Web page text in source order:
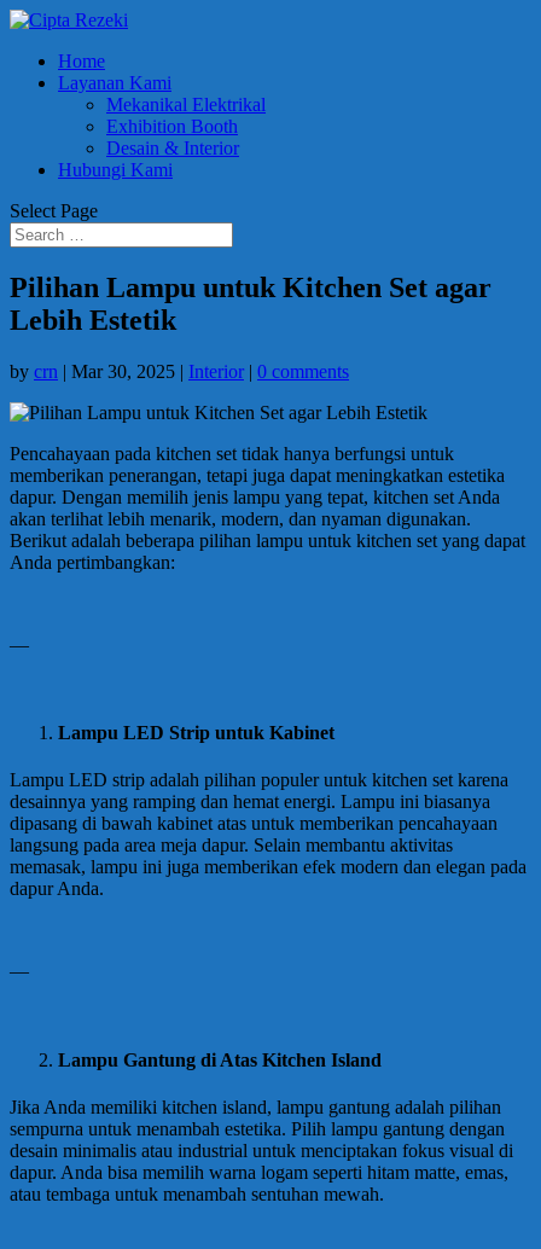
Home
Layanan Kami
Mekanikal Elektrikal
Exhibition Booth
Desain & Interior
Hubungi Kami
Select Page
Pilihan Lampu untuk Kitchen Set agar
Lebih Estetik
by crn | Mar 30, 2025 | Interior | 0 comments
Pencahayaan pada kitchen set tidak hanya berfungsi untuk
memberikan penerangan, tetapi juga dapat meningkatkan estetika
dapur. Dengan memilih jenis lampu yang tepat, kitchen set Anda
akan terlihat lebih menarik, modern, dan nyaman digunakan.
Berikut adalah beberapa pilihan lampu untuk kitchen set yang dapat
Anda pertimbangkan:
—
Lampu LED Strip untuk Kabinet
Lampu LED strip adalah pilihan populer untuk kitchen set karena
desainnya yang ramping dan hemat energi. Lampu ini biasanya
dipasang di bawah kabinet atas untuk memberikan pencahayaan
langsung pada area meja dapur. Selain membantu aktivitas
memasak, lampu ini juga memberikan efek modern dan elegan pada
dapur Anda.
—
Lampu Gantung di Atas Kitchen Island
Jika Anda memiliki kitchen island, lampu gantung adalah pilihan
sempurna untuk menambah estetika. Pilih lampu gantung dengan
desain minimalis atau industrial untuk menciptakan fokus visual di
dapur. Anda bisa memilih warna logam seperti hitam matte, emas,
atau tembaga untuk menambah sentuhan mewah.